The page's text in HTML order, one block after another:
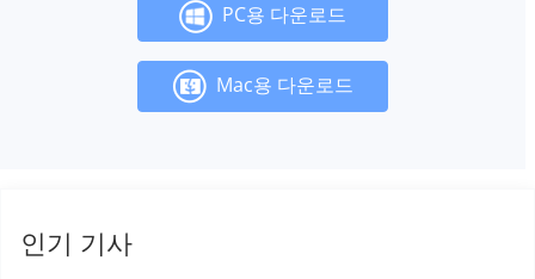
PC용 다운로드
Mac용 다운로드
인기 기사